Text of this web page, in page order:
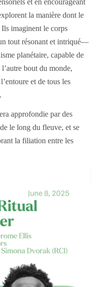
et en encourageant
la manière dont le
imaginent le corps
tout résonant et intriqué—
planétaire, capable de
bout du monde,
et de tous les
approfondie par des
le long du fleuve, et se
la filiation entre les